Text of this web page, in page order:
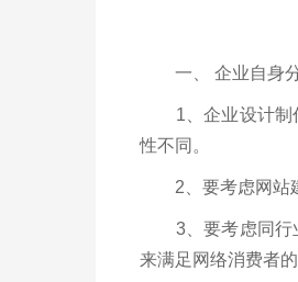
一、 企业自身
1、企业设计制作
性不同。
2、要考虑网站建
3、要考虑同行业
来满足网络消费者的